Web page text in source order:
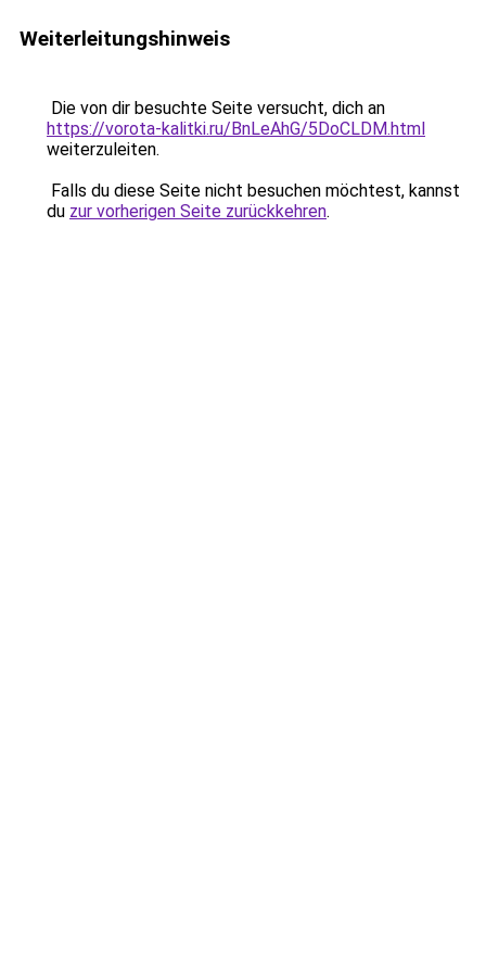
Weiterleitungshinweis
Die von dir besuchte Seite versucht, dich an
https://vorota-kalitki.ru/BnLeAhG/5DoCLDM.html
weiterzuleiten.
Falls du diese Seite nicht besuchen möchtest, kannst
du zur vorherigen Seite zurückkehren.